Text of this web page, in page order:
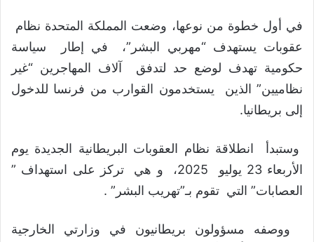
في أول خطوة من نوعها، وضعت المملكة المتحدة نظام
عقوبات يستهدف “مهربي البشر”، في إطار سياسة
حكومية تهدف لوضع حد لتدفق آلاف المهاجرين “غير
نظاميين” الذين يستخدمون القوارب من فرنسا للدخول
إلى بريطانيا.
وستبدأ انطلاقة نظام العقوبات البريطانية الجديدة يوم
الأربعاء 23 يوليو 2025، و هي تركز على استهداف ”
العصابات” التي تقوم بـ”تهريب البشر” .
ووصفه مسؤولون بريطانيون في وزارتي الخارجية